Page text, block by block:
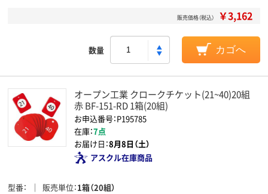
販売価格（税込） ￥3,162
数量 カゴへ
オープン工業 クロークチケット(21~40)20組
赤 BF-151-RD 1箱(20組)
お申込番号：P195785
在庫：7点
お届け日：8月8日（土）
アスクル在庫商品
型番 販売単位 1箱（20組）